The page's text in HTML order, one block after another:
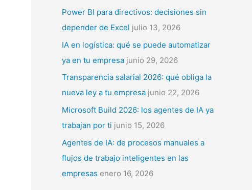
:
Power BI para directivos: decisiones sin
depender de Excel julio 13, 2026
IA en logística: qué se puede automatizar
ya en tu empresa junio 29, 2026
Transparencia salarial 2026: qué obliga la
nueva ley a tu empresa junio 22, 2026
Microsoft Build 2026: los agentes de IA ya
trabajan por ti junio 15, 2026
Agentes de IA: de procesos manuales a
flujos de trabajo inteligentes en las
empresas enero 16, 2026